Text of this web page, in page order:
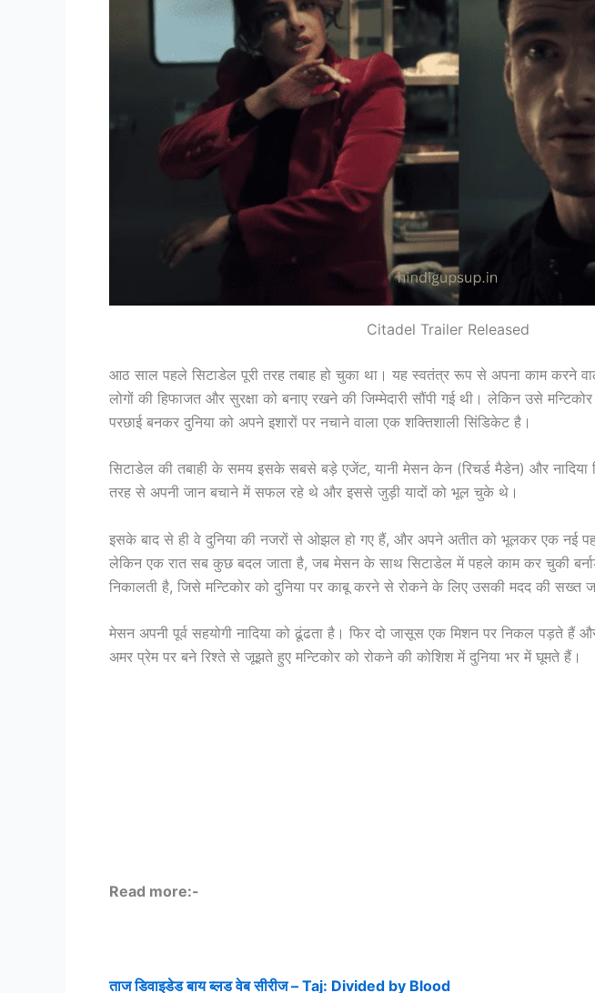
Citadel Trailer Released
आठ साल पहले सिटाडेल पूरी तरह तबाह हो चुका था। यह स्वतंत्र रूप से अपना काम करने
लोगों की हिफाजत और सुरक्षा को बनाए रखने की जिम्मेदारी सौंपी गई थी। लेकिन उसे
परछाई बनकर दुनिया को अपने इशारों पर नचाने वाला एक शक्तिशाली सिंडिकेट है।
सिटाडेल की तबाही के समय इसके सबसे बड़े एजेंट, यानी मेसन केन (रिचर्ड मैडेन) और नादिया
तरह से अपनी जान बचाने में सफल रहे थे और इससे जुड़ी यादों को भूल चुके थे।
इसके बाद से ही वे दुनिया की नजरों से ओझल हो गए हैं, और अपने अतीत को भूलकर एक नई
लेकिन एक रात सब कुछ बदल जाता है, जब मेसन के साथ सिटाडेल में पहले काम कर चुकी
निकालती है, जिसे मन्टिकोर को दुनिया पर काबू करने से रोकने के लिए उसकी मदद की सख्त
मेसन अपनी पूर्व सहयोगी नादिया को ढूंढता है। फिर दो जासूस एक मिशन पर निकल पड़ते हैं
अमर प्रेम पर बने रिश्ते से जूझते हुए मन्टिकोर को रोकने की कोशिश में दुनिया भर में घूमते हैं।
Read more:-
ताज डिवाइडेड बाय ब्लड वेब सीरीज – Taj: Divided by Blood